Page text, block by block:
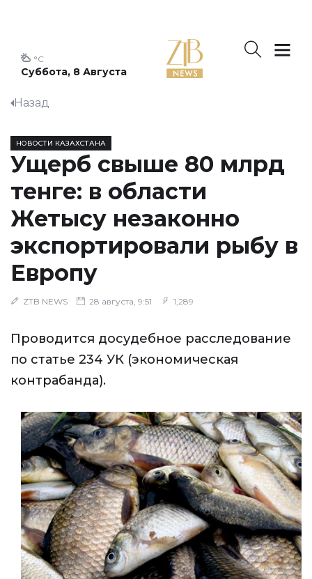
Суббота, 8 Августа
°C
Назад
НОВОСТИ КАЗАХСТАНА
Ущерб свыше 80 млрд
тенге: в области
Жетысу незаконно
экспортировали рыбу в
Европу
ZTB NEWS 28 августа, 9:51 1,289
Проводится досудебное расследование
по статье 234 УК (экономическая
контрабанда).